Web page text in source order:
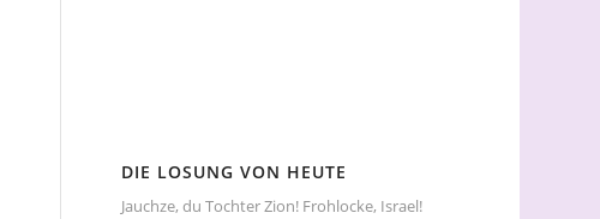
DIE LOSUNG VON HEUTE
Jauchze, du Tochter Zion! Frohlocke, Israel!